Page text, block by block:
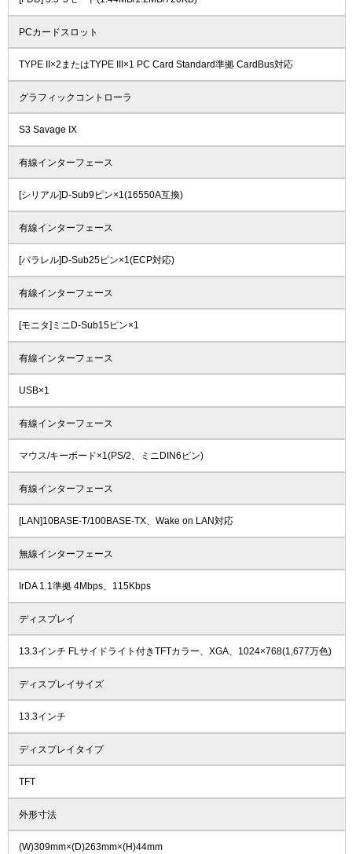
PCカードスロット
TYPE II×2またはTYPE III×1 PC Card Standard準拠 CardBus対応
グラフィックコントローラ
S3 Savage IX
有線インターフェース
[シリアル]D-Sub9ピン×1(16550A互換)
有線インターフェース
[パラレル]D-Sub25ピン×1(ECP対応)
有線インターフェース
[モニタ]ミニD-Sub15ピン×1
有線インターフェース
USB×1
有線インターフェース
マウス/キーボード×1(PS/2、ミニDIN6ピン)
有線インターフェース
[LAN]10BASE-T/100BASE-TX、Wake on LAN対応
無線インターフェース
IrDA 1.1準拠 4Mbps、115Kbps
ディスプレイ
13.3インチ FLサイドライト付きTFTカラー、XGA、1024×768(1,677万色)
ディスプレイサイズ
13.3インチ
ディスプレイタイプ
TFT
外形寸法
(W)309mm×(D)263mm×(H)44mm